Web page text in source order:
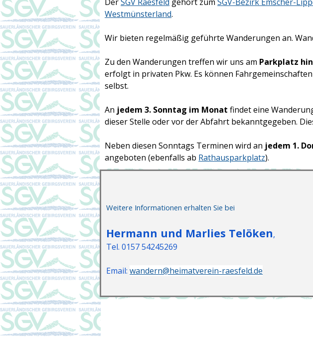
Westmünsterland.
Wir bieten regelmäßig geführte Wanderungen an.
Zu den Wanderungen treffen wir uns am Parkplatz
erfolgt in privaten Pkw. Es können
selbst.
An jedem 3. Sonntag im Monat findet eine
dieser Stelle oder vor der Abfahrt bekanntgegeben.
Neben diesen Sonntags Terminen wird an jedem 1.
angeboten (ebenfalls ab Rathausparkplatz).
Weitere Informationen erhalten Sie bei
Hermann und Marlies Telöken,
Tel. 0157 54245269
Email:wandern@heimatverein-raesfeld.de